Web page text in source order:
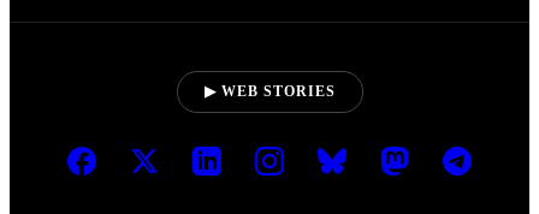
▶ WEB STORIES